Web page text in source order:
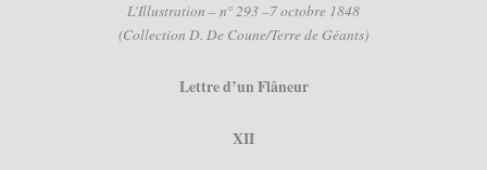
L’Illustration – n° 293 –7 octobre 1848
(Collection D. De Coune/Terre de Géants)
Lettre d’un Flâneur
XII